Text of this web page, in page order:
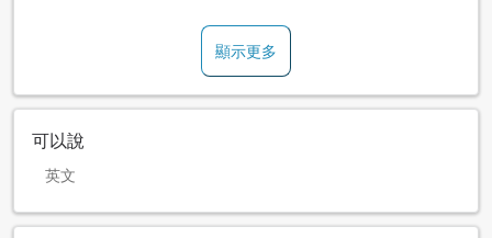
顯示更多
可以說
英文